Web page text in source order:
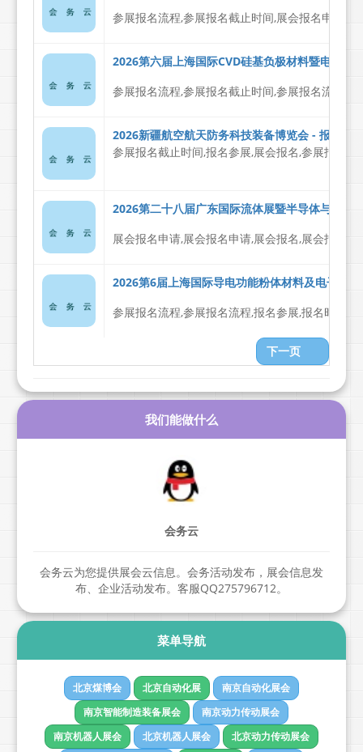
参展报名流程,参展报名截止时间,展会报名申请
2026第六届上海国际CVD硅基负极材料暨电池材
2026新疆航空航天防务科技装备博览会 - 报名参
参展报名截止时间,报名参展,展会报名,参展报名申
2026第二十八届广东国际流体展暨半导体与新能
展会报名申请,展会报名申请,展会报名,展会报名,
2026第6届上海国际导电功能粉体材料及电子浆
参展报名流程,参展报名流程,报名参展,报名时间,
下一页
我们能做什么
会务云
会务云为您提供展会云信息。会务活动发布，展会信息发
布、企业活动发布。客服QQ275796712。
菜单导航
北京煤博会 北京自动化展
南京自动化展会
南京智能制造装备展会
南京动力传动展会
南京机器人展会
北京机器人展会
北京动力传动展会